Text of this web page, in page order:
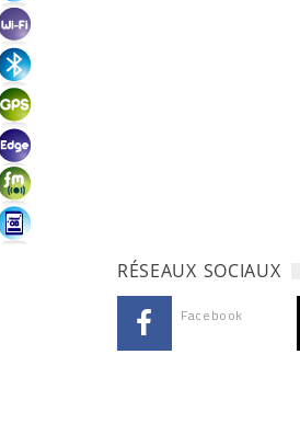
RÉSEAUX SOCIAUX
Facebook